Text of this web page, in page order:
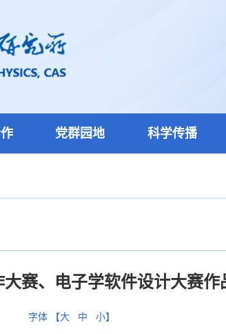
党群园地 科学传播
赛、电子学软件设计大赛作
字体 【大 中 小】